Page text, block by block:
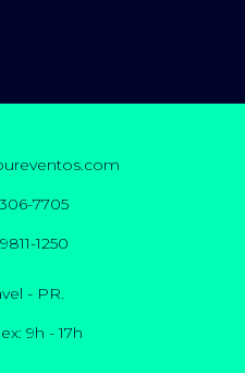
7705
1250
- PR.
9h - 17h